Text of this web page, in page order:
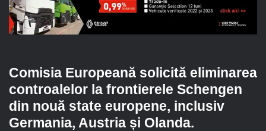
Comisia Europeană solicită eliminarea
controalelor la frontierele Schengen
din nouă state europene, inclusiv
Germania, Austria și Olanda.